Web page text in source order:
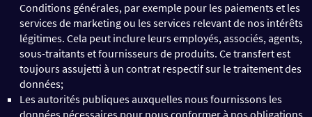
Conditions générales, par exemple pour les paiements et les
services de marketing ou les services relevant de nos intérêts
légitimes. Cela peut inclure leurs employés, associés, agents,
sous-traitants et fournisseurs de produits. Ce transfert est
toujours assujetti à un contrat respectif sur le traitement des
données;
Les autorités publiques auxquelles nous fournissons les
données nécessaires pour nous conformer à nos obligations